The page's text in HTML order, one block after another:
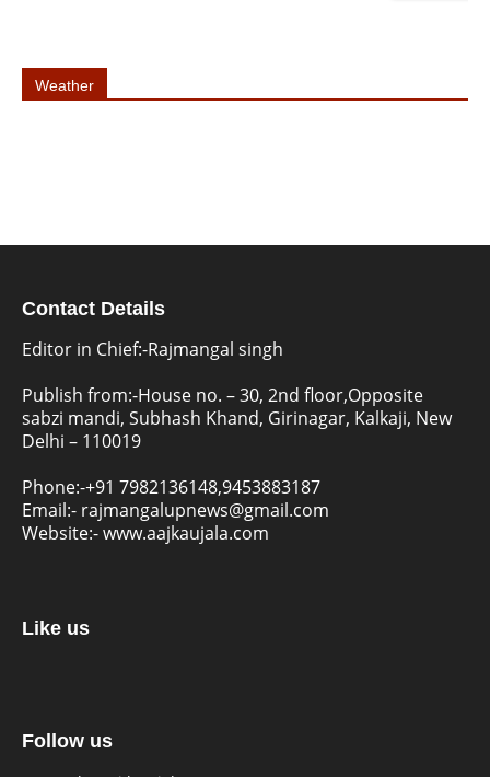
Weather
Contact Details
Editor in Chief:-Rajmangal singh
Publish from:-House no. – 30, 2nd floor,Opposite
sabzi mandi, Subhash Khand, Girinagar, Kalkaji, New
Delhi – 110019
Phone:-+91 7982136148,9453883187
Email:- rajmangalupnews@gmail.com
Website:-www.aajkaujala.com
Like us
Follow us